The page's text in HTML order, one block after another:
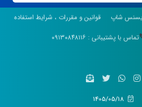
شاپ
قوانین و مقررات ، شرایط استفاده
تماس با پشتیبانی : ۰۹۱۳۰۸۴۸۱۱۶